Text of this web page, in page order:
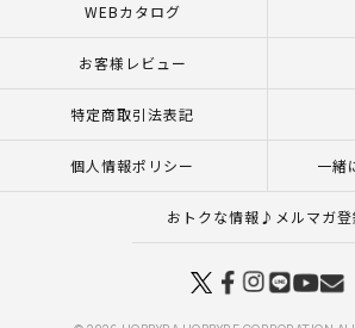
WEBカタログ
お客様レビュー
特定商取引法表記
個人情報ポリシー 一緒
おトクな情報♪メルマガ登